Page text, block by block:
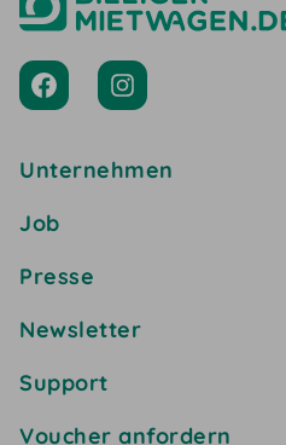
Unternehmen
Job
Presse
Newsletter
Support
Voucher anfordern